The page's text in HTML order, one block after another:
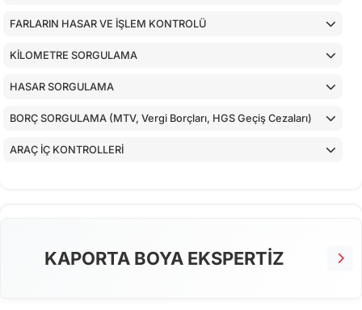
FARLARIN HASAR VE İŞLEM KONTROLÜ
KİLOMETRE SORGULAMA
HASAR SORGULAMA
BORÇ SORGULAMA (MTV, Vergi Borçları, HGS Geçiş Cezaları)
ARAÇ İÇ KONTROLLERİ
KAPORTA BOYA EKSPERTİZ